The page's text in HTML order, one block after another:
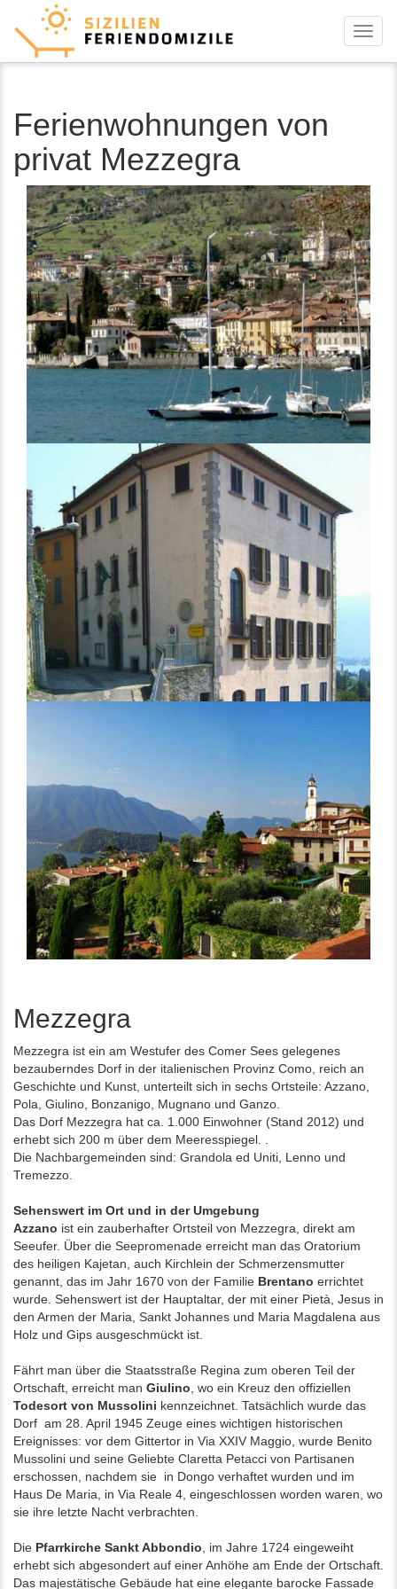
Menu
Ferienwohnungen von
privat Mezzegra
Mezzegra
Mezzegra ist ein am Westufer des Comer Sees gelegenes
bezauberndes Dorf in der italienischen Provinz Como, reich an
Geschichte und Kunst, unterteilt sich in sechs Ortsteile: Azzano,
Pola, Giulino, Bonzanigo, Mugnano und Ganzo.
Das Dorf Mezzegra hat ca. 1.000 Einwohner (Stand 2012) und
erhebt sich 200 m über dem Meeresspiegel. .
Die Nachbargemeinden sind: Grandola ed Uniti, Lenno und
Tremezzo.
Sehenswert im Ort und in der Umgebung
Azzano ist ein zauberhafter Ortsteil von Mezzegra, direkt am
Seeufer. Über die Seepromenade erreicht man das Oratorium
des heiligen Kajetan, auch Kirchlein der Schmerzensmutter
genannt, das im Jahr 1670 von der Familie Brentano errichtet
wurde. Sehenswert ist der Hauptaltar, der mit einer Pietà, Jesus in
den Armen der Maria, Sankt Johannes und Maria Magdalena aus
Holz und Gips ausgeschmückt ist.
Fährt man über die Staatsstraße Regina zum oberen Teil der
Ortschaft, erreicht man Giulino , wo ein Kreuz den offiziellen
Todesort von Mussolini kennzeichnet. Tatsächlich wurde das
Dorf am 28. April 1945 Zeuge eines wichtigen historischen
Ereignisses: vor dem Gittertor in Via XXIV Maggio, wurde Benito
Mussolini und seine Geliebte Claretta Petacci von Partisanen
erschossen, nachdem sie in Dongo verhaftet wurden und im
Haus De Maria, in Via Reale 4, eingeschlossen worden waren, wo
sie ihre letzte Nacht verbrachten.
Die Pfarrkirche Sankt Abbondio , im Jahre 1724 eingeweiht
erhebt sich abgesondert auf einer Anhöhe am Ende der Ortschaft.
Das majestätische Gebäude hat eine elegante barocke Fassade